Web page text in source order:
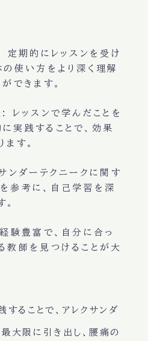
定期的にレッスンを受け
の使い方をより深く理解
できます。
: レッスンで学んだことを
実践することで、効果
す。
ンダーテクニークに関す
参考に、自己学習を深
験豊富で、自分に合っ
教師を見つけることが大
することで、アレクサンダ
大限に引き出し、腰痛の